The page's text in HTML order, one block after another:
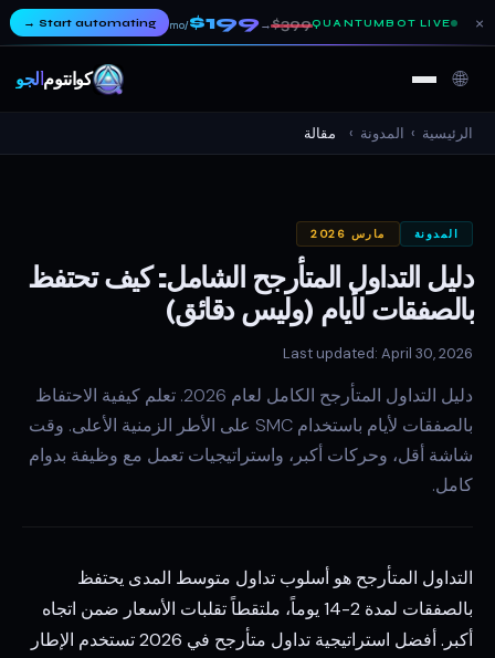
QUANTUMBOT LIVE
$399
→
$199
/mo
Start automating
→ ×
كوانتومألجو 🌐
الرئيسية › المدونة › مقالة
المدونة مارس 2026
دليل التداول المتأرجح الشامل: كيف تحتفظ
بالصفقات لأيام (وليس دقائق)
Last updated: April 30, 2026
دليل التداول المتأرجح الكامل لعام 2026. تعلم كيفية الاحتفاظ
بالصفقات لأيام باستخدام SMC على الأطر الزمنية الأعلى. وقت
شاشة أقل، وحركات أكبر، واستراتيجيات تعمل مع وظيفة بدوام
كامل.
التداول المتأرجح هو أسلوب تداول متوسط المدى يحتفظ
بالصفقات لمدة 2-14 يوماً، ملتقطاً تقلبات الأسعار ضمن اتجاه
أكبر. أفضل استراتيجية تداول متأرجح في 2026 تستخدم الإطار